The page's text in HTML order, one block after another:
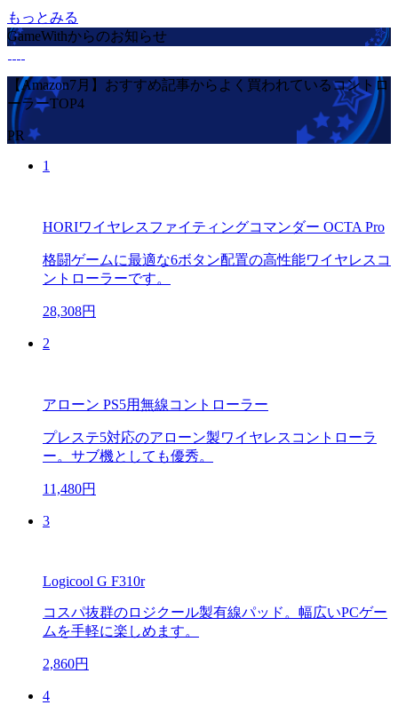
もっとみる
GameWithからのお知らせ
【Amazon7月】おすすめ記事からよく買われているコントロ
ーラーTOP4
PR
1
HORIワイヤレスファイティングコマンダー OCTA Pro
格闘ゲームに最適な6ボタン配置の高性能ワイヤレスコ
ントローラーです。
28,308円
2
アローン PS5用無線コントローラー
プレステ5対応のアローン製ワイヤレスコントローラ
ー。サブ機としても優秀。
11,480円
3
Logicool G F310r
コスパ抜群のロジクール製有線パッド。幅広いPCゲー
ムを手軽に楽しめます。
2,860円
4